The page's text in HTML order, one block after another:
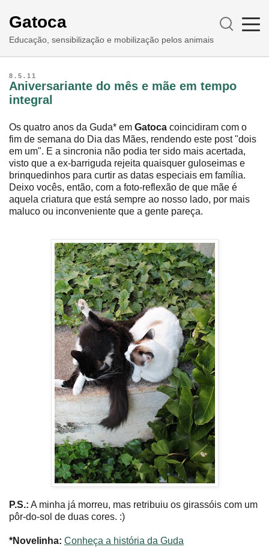
Gatoca
Educação, sensibilização e mobilização pelos animais
8.5.11
Aniversariante do mês e mãe em tempo
integral
Os quatro anos da Guda* em Gatoca coincidiram com o
fim de semana do Dia das Mães, rendendo este post "dois
em um". E a sincronia não podia ter sido mais acertada,
visto que a ex-barriguda rejeita quaisquer guloseimas e
brinquedinhos para curtir as datas especiais em família.
Deixo vocês, então, com a foto-reflexão de que mãe é
aquela criatura que está sempre ao nosso lado, por mais
maluco ou inconveniente que a gente pareça.
P.S.: A minha já morreu, mas retribuiu os girassóis com um
pôr-do-sol de duas cores. :)
*Novelinha: Conheça a história da Guda